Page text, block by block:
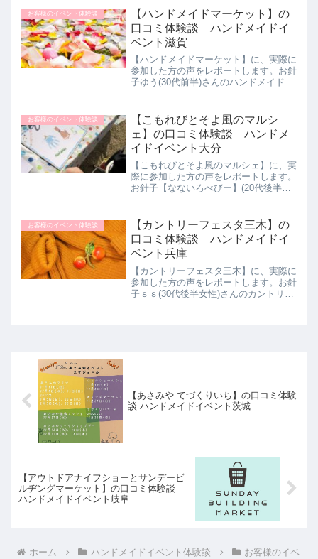
好きで色々行っていた。通っていたテイ
クアウト専門のコー...
お客様のイベント体験談
【ハンドメイドマーケット】の
口コミ体験談 ハンドメイドイ
ベント滋賀
【ハンドメイドマーケット】に、実際に
参加した方の声をレポートします。お針
子ゆう(30代前半)さんのハンドメイドマ
たまたハンドメイドイベントを開催して
いたので見て回りまし...
お客様のイベント体験談
【こもれびとそよ風のマルシ
ェ】の口コミ体験談 ハンドメ
イドイベント大分
【こもれびとそよ風のマルシェ】に、実
際に参加した方の声をレポートします。
お針子【なないろべびー】(20代後半女
われて行きました。親戚の方は昨年も行
っていて、ハンドメイド...
お客様のイベント体験談
【カントリーフェスタ三木】の
口コミ体験談 ハンドメイドイ
ベント兵庫
【カントリーフェスタ三木】に、実際に
参加した方の声をレポートします。お針
子ｓｓ(30代後半女性)さんのカントリー
【あさみや てづくりいち】の口コミ体験
談 ハンドメイドイベント茨城
【アウトドアナイフショーとサンデービ
ルヂングマーケット】の口コミ体験談
ハンドメイドイベント岐阜
ホーム ハンドメイドイベント体験談 お客様のイベ